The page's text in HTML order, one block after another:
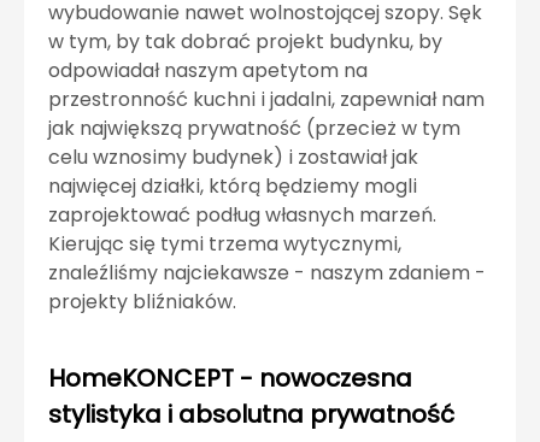
wybudowanie nawet wolnostojącej szopy. Sęk
w tym, by tak dobrać projekt budynku, by
odpowiadał naszym apetytom na
przestronność kuchni i jadalni, zapewniał nam
jak największą prywatność (przecież w tym
celu wznosimy budynek) i zostawiał jak
najwięcej działki, którą będziemy mogli
zaprojektować podług własnych marzeń.
Kierując się tymi trzema wytycznymi,
znaleźliśmy najciekawsze - naszym zdaniem -
projekty bliźniaków.
HomeKONCEPT - nowoczesna
stylistyka i absolutna prywatność